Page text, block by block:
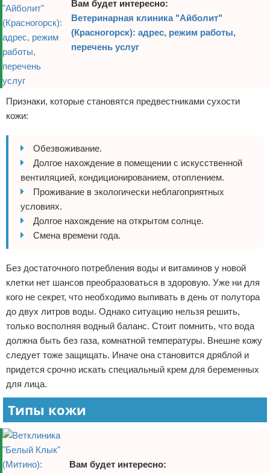
Вам будет интересно:
Ветеринарная клиника "Айболит"
(Красногорск): адрес, режим работы,
перечень услуг
Признаки, которые становятся предвестниками сухости
кожи:
Обезвоживание.
Долгое нахождение в помещении с искусственной
вентиляцией, кондиционированием, отоплением.
Проживание в экологически неблагоприятных
условиях.
Долгое нахождение на открытом солнце.
Смена времени года.
Без достаточного потребления воды и витаминов у новой
клетки нет шансов преобразоваться в здоровую. Уже ни для
кого не секрет, что необходимо выпивать в день от полутора
до двух литров воды. Однако ситуацию нельзя решить,
только восполняя водный баланс. Стоит помнить, что вода
должна быть без газа, комнатной температуры. Внешне кожу
следует тоже защищать. Иначе она становится дряблой и
придется срочно искать специальный крем для беременных
для лица.
Типы кожи
Вам будет интересно: